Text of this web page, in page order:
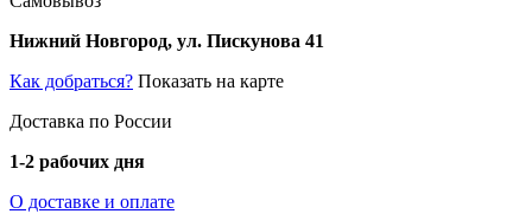
Нижний Новгород, ул. Пискунова 41
Как добраться? Показать на карте
Доставка по России
1-2 рабочих дня
О доставке и оплате